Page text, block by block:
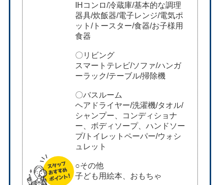
IHコンロ/冷蔵庫/基本的な調理
器具/炊飯器/電子レンジ/電気ポ
ット/トースター/食器/お子様用
食器
〇リビング
スマートテレビ/ソファ/ハンガ
ーラック/テーブル/掃除機
〇バスルーム
ヘアドライヤー/洗濯機/タオル/
シャンプー、コンディショナ
ー、ボディソープ、ハンドソー
プ/トイレットペーパー/ウォシ
ュレット
○その他
子ども用絵本、おもちゃ